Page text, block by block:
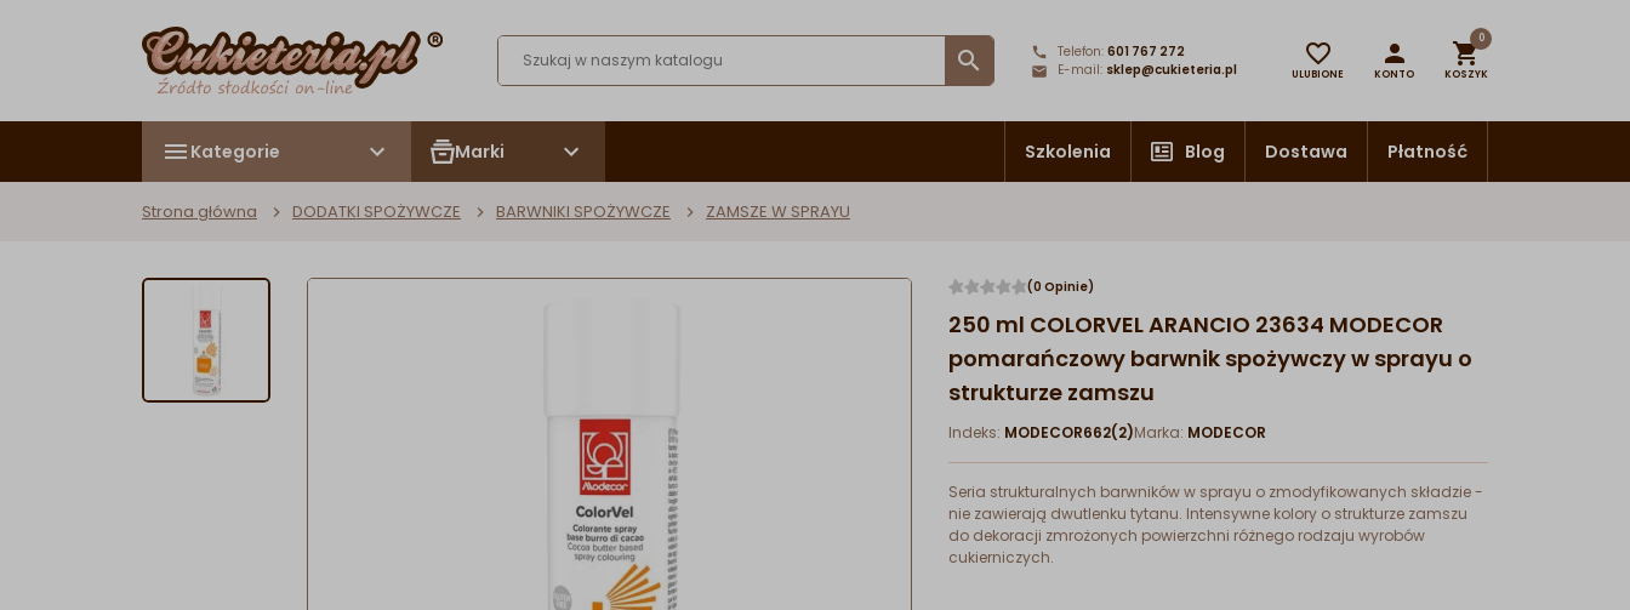
 Telefon: 601 767 272
E-mail: sklep@cukieteria.pl

ULUBIONE

KONTO

0
KOSZYK
Kategorie Marki Szkolenia Blog Dostawa Płatność
Strona główna DODATKI SPOŻYWCZE BARWNIKI SPOŻYWCZE ZAMSZE W SPRAYU
(0 Opinie)
250 ml COLORVEL ARANCIO 23634 MODECOR
pomarańczowy barwnik spożywczy w sprayu o
strukturze zamszu
Indeks: MODECOR662(2)Marka: MODECOR
Seria strukturalnych barwników w sprayu o zmodyfikowanych składzie -
nie zawierają dwutlenku tytanu. Intensywne kolory o strukturze zamszu
do dekoracji zmrożonych powierzchni różnego rodzaju wyrobów
cukierniczych.